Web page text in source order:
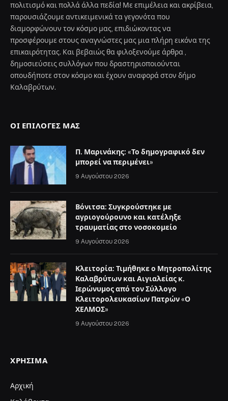
πολιτισμό και πολλά άλλα πεδία! Με επιμέλεια και ακρίβεια,
παρουσιάζουμε αντικειμενικά τα γεγονότα που
διαμορφώνουν τον κόσμο μας, επιδιώκοντας να
προσφέρουμε στους αναγνώστες μας μια πλήρη εικόνα της
επικαιρότητας. Και βεβαιώς θα φιλοξενούμε άρθρα ,
δημοσιεύσεις συλλόγων που δραστηριοποιούνται
οπουδήποτε στον κόσμο και έχουν αναφορά στον δήμο
Καλαβρύτων.
ΟΙ ΕΠΙΛΟΓΈΣ ΜΑΣ
Π. Μαρινάκης: «Το δημογραφικό δεν
μπορεί να περιμένει»
9 Αυγούστου 2026
Βόνιτσα: Συγκρούστηκε με
αγριογούρουνο και κατέληξε
τραυματίας στο νοσοκομείο
9 Αυγούστου 2026
Κλειτορία: Τιμήθηκε ο Μητροπολίτης
Καλαβρύτων και Αιγιαλείας κ.
Ιερώνυμος από τον Σύλλογο
Κλειτορολευκασίων Πατρών «Ο
ΧΕΛΜΟΣ»
9 Αυγούστου 2026
ΧΡΉΣΙΜΑ
Αρχική